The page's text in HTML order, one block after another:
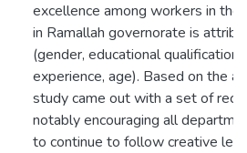
excellence among workers in the
in Ramallah governorate is
(gender, educational
experience, age). Based on the
study came out with a set of
notably encouraging all
to continue to follow creative